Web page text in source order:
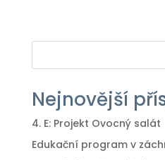
Nejnovější
4. E: Projekt Ovocný salát
Edukační program v